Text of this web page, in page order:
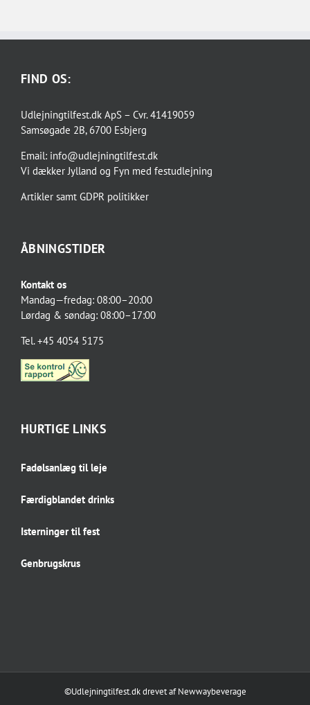
FIND OS:
Udlejningtilfest.dk ApS – Cvr. 41419059
Samsøgade 2B, 6700 Esbjerg
Email: info@udlejningtilfest.dk
Vi dækker Jylland og Fyn med festudlejning
Artikler samt GDPR politikker
ÅBNINGSTIDER
Kontakt os
Mandag—fredag: 08:00–20:00
Lørdag & søndag: 08:00–17:00
Tel. +45 4054 5175
HURTIGE LINKS
Fadølsanlæg til leje
Færdigblandet drinks
Isterninger til fest
Genbrugskrus
©Udlejningtilfest.dkdrevet afNewwaybeverage